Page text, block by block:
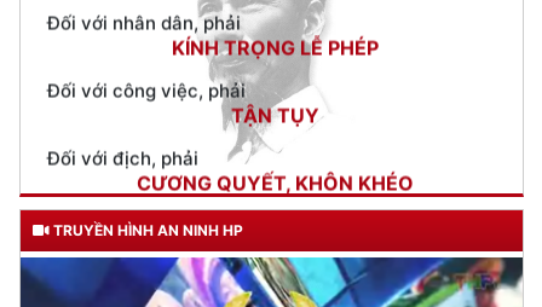
Đối với công việc, phải
TẬN TỤY
Đối với địch, phải
CƯƠNG QUYẾT, KHÔN KHÉO
Trích thư Chủ tịch Hồ Chí Minh
gửi Công an Khu XII,
ngày 11 tháng 3 năm 1948.
TRUYỀN HÌNH AN NINH HP